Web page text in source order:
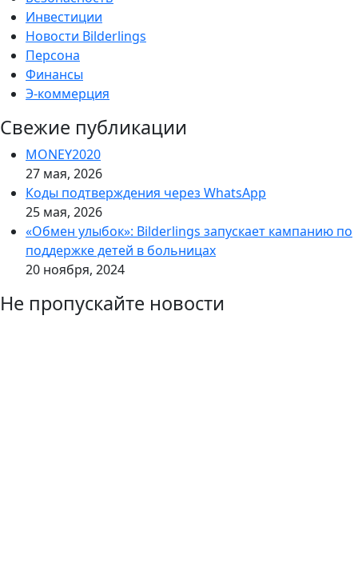
Инвестиции
Новости Bilderlings
Персона
Финансы
Э-коммерция
Свежие публикации
MONEY2020
27 мая, 2026
Коды подтверждения через WhatsApp
25 мая, 2026
«Обмен улыбок»: Bilderlings запускает кампанию по
поддержке детей в больницах
20 ноября, 2024
Не пропускайте новости